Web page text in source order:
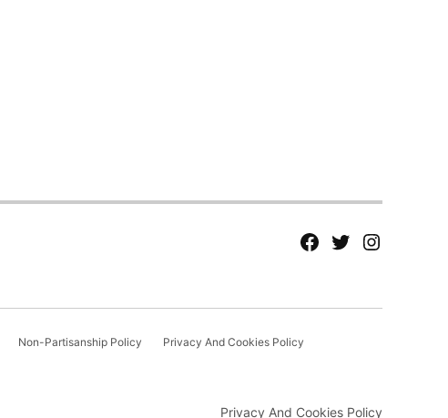
fb Tw tw
Non-Partisanship Policy Privacy And Cookies Policy
Privacy And Cookies Policy